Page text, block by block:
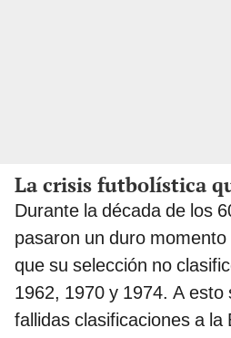
La crisis futbolística
Durante la década de los
pasaron un duro
que su selección no
1962, 1970 y 1974. A esto
fallidas clasificaciones a la